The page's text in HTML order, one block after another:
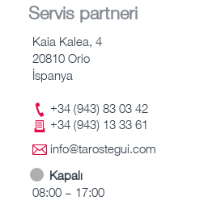
Servis partneri
Kaia Kalea, 4
20810 Orio
İspanya
+34 (943) 83 03 42
+34 (943) 13 33 61
info@tarostegui.com
Kapalı
08:00 – 17:00